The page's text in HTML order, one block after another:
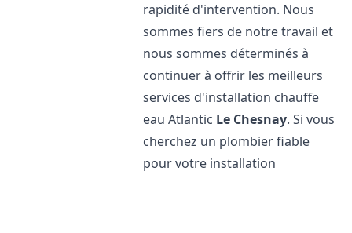
rapidité d'intervention. Nous
sommes fiers de notre travail et
nous sommes déterminés à
continuer à offrir les meilleurs
services d'installation chauffe
eau Atlantic Le Chesnay. Si vous
cherchez un plombier fiable
pour votre installation